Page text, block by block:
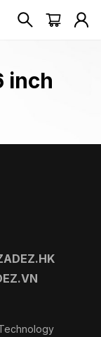
inch